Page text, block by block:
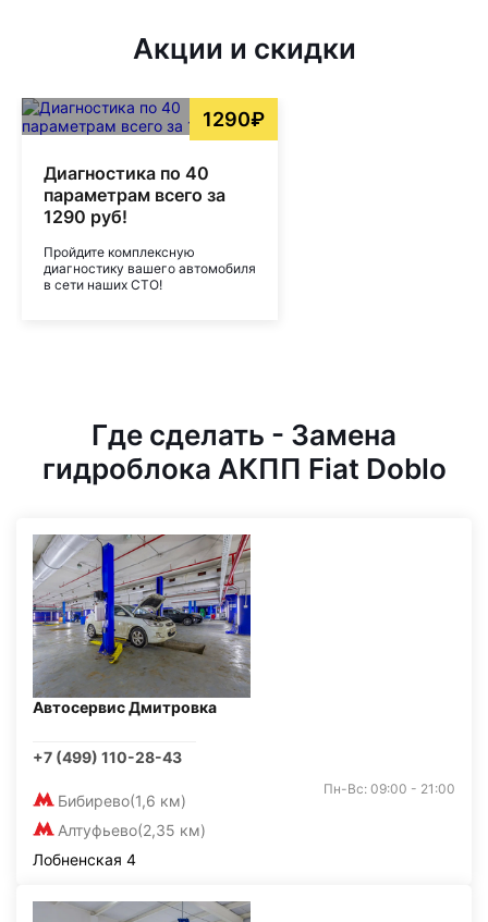
Акции и скидки
1290₽
Диагностика по 40
параметрам всего за
1290 руб!
Пройдите комплексную
диагностику вашего автомобиля
в сети наших СТО!
Где сделать - Замена
гидроблока АКПП Fiat Doblo
Автосервис Дмитровка
+7 (499) 110-28-43
Бибирево(1,6 км)
Алтуфьево(2,35 км)
Пн-Вс: 09:00 - 21:00
Лобненская 4